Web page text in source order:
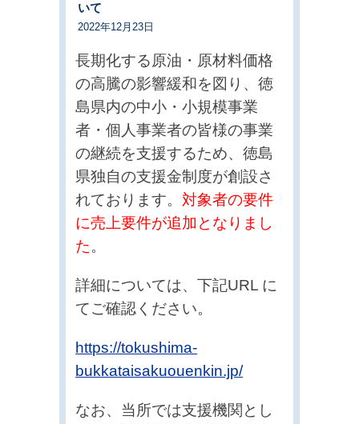
いて
2022年12月23日
長期化する原油・原材料価格
の高騰の影響緩和を図り、徳
島県内の中小・小規模事業
者・個人事業者の皆様の事業
の継続を支援するため、徳島
県独自の支援金制度が創設さ
れております。 対象者の要件
に売上要件が追加となりまし
た。
詳細については、下記URL に
てご確認ください。
https://tokushima-
bukkataisakuouenkin.jp/
なお、当所では支援機関とし